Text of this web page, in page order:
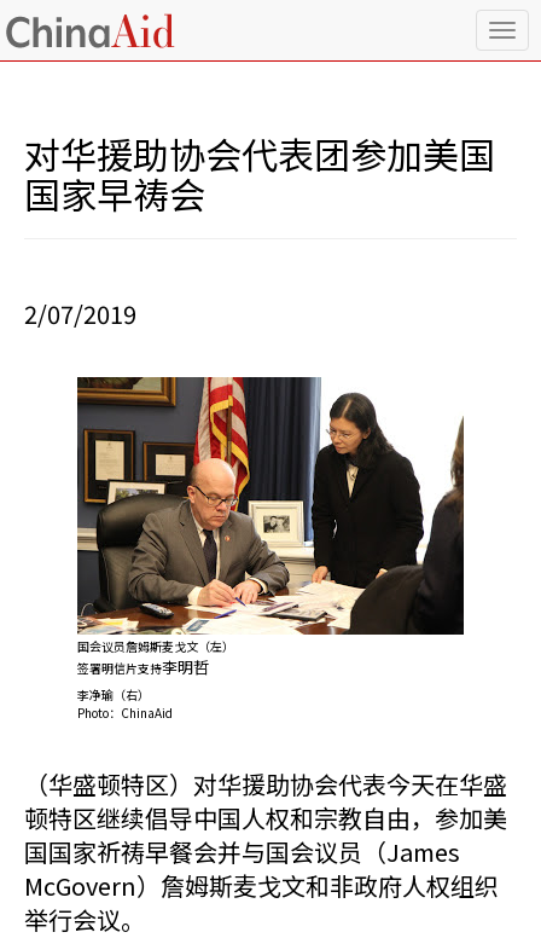
T
o
对华援助协会代表团参加美国
国家早祷会
2/07/2019
国会议员詹姆斯麦戈文（左）
签署明信片支持李明哲
李净瑜（右）
Photo：ChinaAid
（华盛顿特区）对华援助协会代表今天在华盛
顿特区继续倡导中国人权和宗教自由，参加美
国国家祈祷早餐会并与国会议员（James
McGovern）詹姆斯麦戈文和非政府人权组织
举行会议。